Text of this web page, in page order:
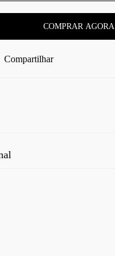
COMPRAR AGORA
Compartilhar